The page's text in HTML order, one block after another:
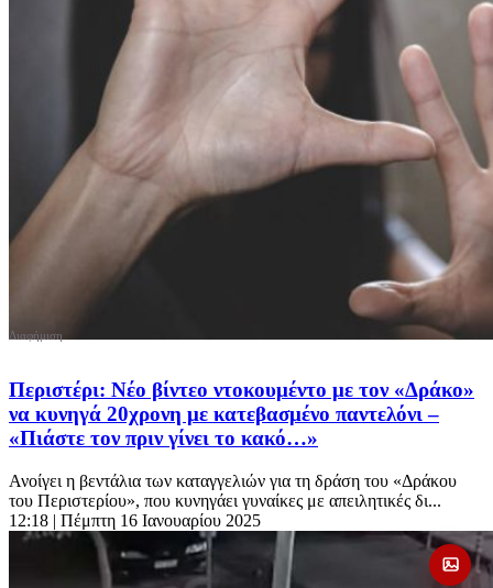
Περιστέρι: Νέο βίντεο ντοκουμέντο με τον «Δράκο»
να κυνηγά 20χρονη με κατεβασμένο παντελόνι –
«Πιάστε τον πριν γίνει το κακό…»
Ανοίγει η βεντάλια των καταγγελιών για τη δράση του «Δράκου
του Περιστερίου», που κυνηγάει γυναίκες με απειλητικές δι...
12:18 | Πέμπτη 16 Ιανουαρίου 2025